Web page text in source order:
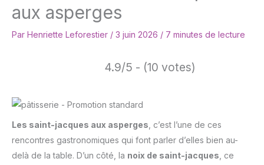
aux asperges
Par Henriette Leforestier / 3 juin 2026 / 7 minutes de lecture
4.9/5 - (10 votes)
Les saint-jacques aux asperges , c’est l’une de ces
rencontres gastronomiques qui font parler d’elles bien au-
delà de la table. D’un côté, la noix de saint-jacques , ce